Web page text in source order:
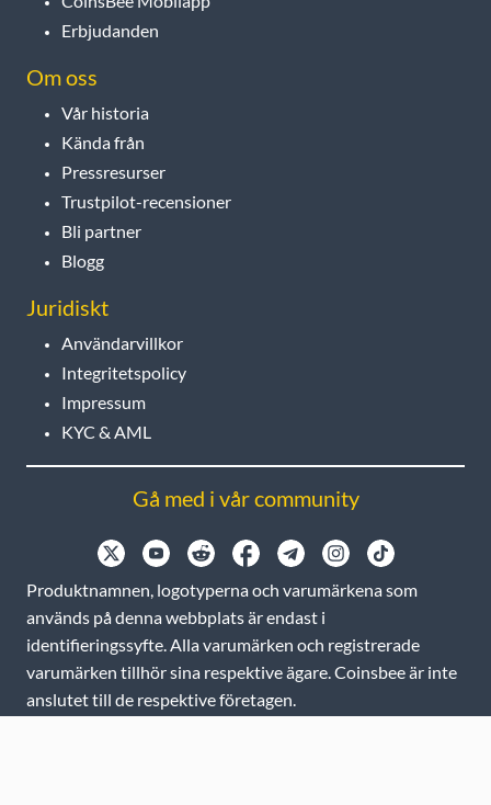
Erbjudanden
Om oss
Vår historia
Kända från
Pressresurser
Trustpilot-recensioner
Bli partner
Blogg
Juridiskt
Användarvillkor
Integritetspolicy
Impressum
KYC & AML
Gå med i vår community
Produktnamnen, logotyperna och varumärkena som
används på denna webbplats är endast i
identifieringssyfte. Alla varumärken och registrerade
varumärken tillhör sina respektive ägare. Coinsbee är inte
anslutet till de respektive företagen.